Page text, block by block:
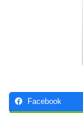
Facebook